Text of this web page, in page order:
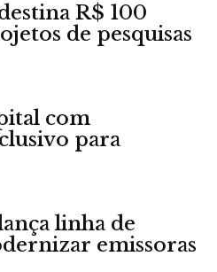
R$ 100
de pesquisas
com
para
linha de
emissoras